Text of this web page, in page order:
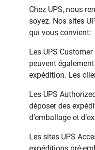
Chez UPS, nous
soyez. Nos sites
qui vous convient:
Les UPS
peuvent
expédition. Les
Les UPS
déposer des
d’emballage et
Les sites UPS
expéditions pré-